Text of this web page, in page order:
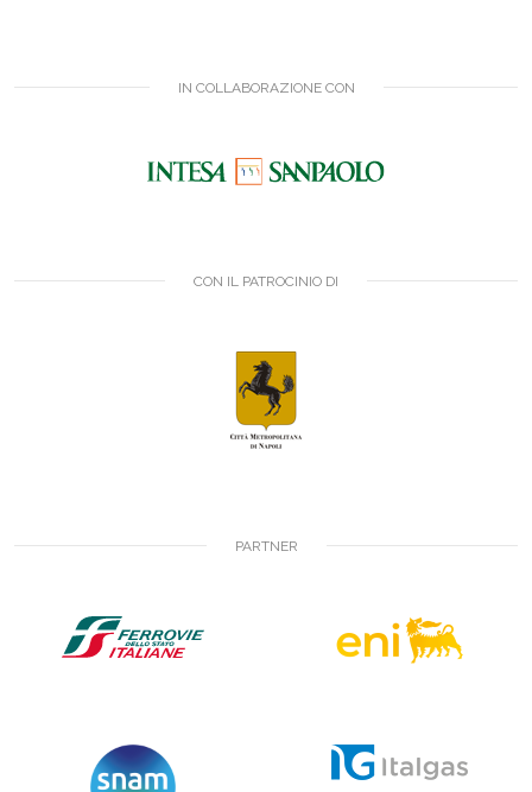
IN COLLABORAZIONE CON
CON IL PATROCINIO DI
PARTNER